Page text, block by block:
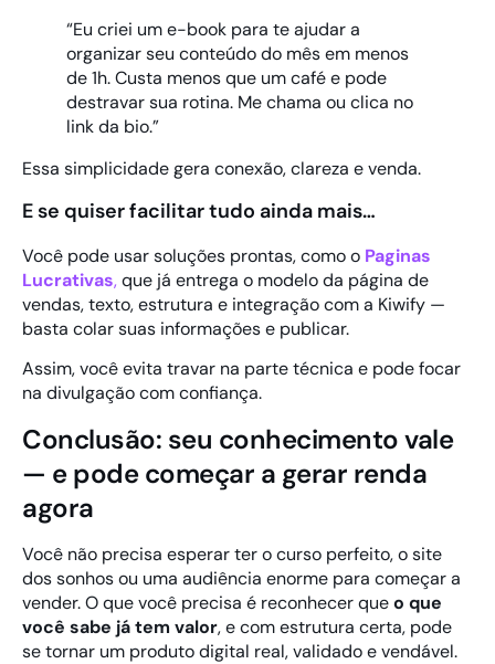
“Eu criei um e-book para te ajudar a
organizar seu conteúdo do mês em menos
de 1h. Custa menos que um café e pode
destravar sua rotina. Me chama ou clica no
link da bio.”
Essa simplicidade gera conexão, clareza e venda.
E se quiser facilitar tudo ainda mais…
Você pode usar soluções prontas, como o Paginas
Lucrativas,que já entrega o modelo da página de
vendas, texto, estrutura e integração com a Kiwify —
basta colar suas informações e publicar.
Assim, você evita travar na parte técnica e pode focar
na divulgação com confiança.
Conclusão: seu conhecimento vale
— e pode começar a gerar renda
agora
Você não precisa esperar ter o curso perfeito, o site
dos sonhos ou uma audiência enorme para começar a
vender. O que você precisa é reconhecer queo que
você sabe já tem valor, e com estrutura certa, pode
se tornar um produto digital real, validado e vendável.